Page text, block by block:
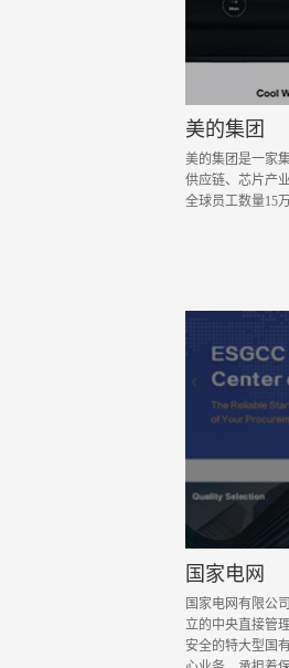
美的集团
美的集团是一家
供应链、芯片产
全球员工数量15
国家电网
国家电网有限公
立的中央直接管
安全的特大型国